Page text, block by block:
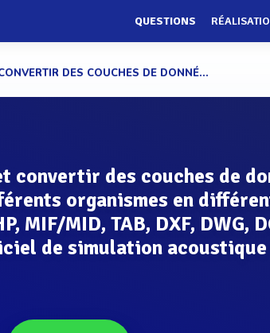
QUESTIONS
DES COUCHES DE DONNÉ...
convertir des couches de
organismes en
MIF/MID, TAB, DXF, DWG,
de simulation acoustique